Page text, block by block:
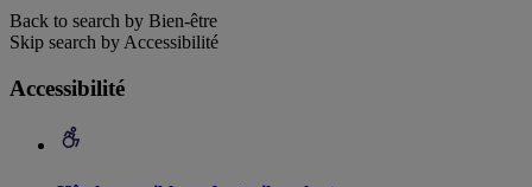
Back to search by Bien-être
Skip search by Accessibilité
Accessibilité